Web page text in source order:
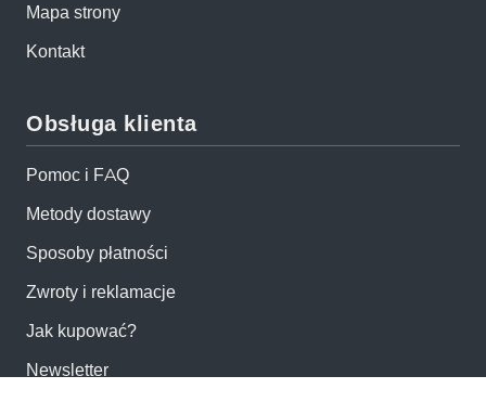
Mapa strony
Kontakt
Obsługa klienta
Pomoc i FAQ
Metody dostawy
Sposoby płatności
Zwroty i reklamacje
Jak kupować?
Newsletter